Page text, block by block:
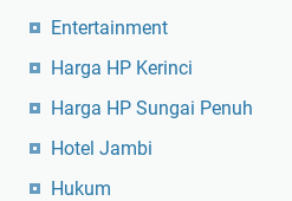
Entertainment
Harga HP Kerinci
Harga HP Sungai Penuh
Hotel Jambi
Hukum